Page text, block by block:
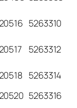
5263310
5263312
5263314
5263316